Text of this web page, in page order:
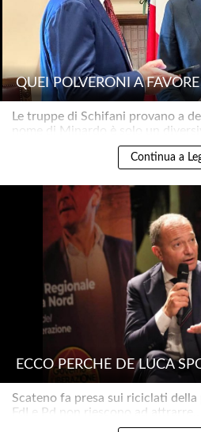
QUEI POLVERONI A
Le truppe di Schifani provano a
nome di Minardo è solo un
Continua a
ECCO PERCHÉ DE LUCA
Scateno fa presa sui riciclati
FdI e Pd non riescono ad attrarre..